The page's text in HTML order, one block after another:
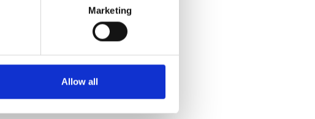
Marketing
Allow all